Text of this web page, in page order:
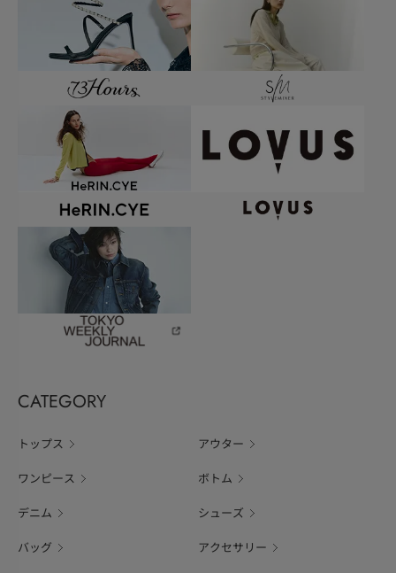
CATEGORY
トップス アウター
ワンピース ボトム
デニム シューズ
バッグ アクセサリー